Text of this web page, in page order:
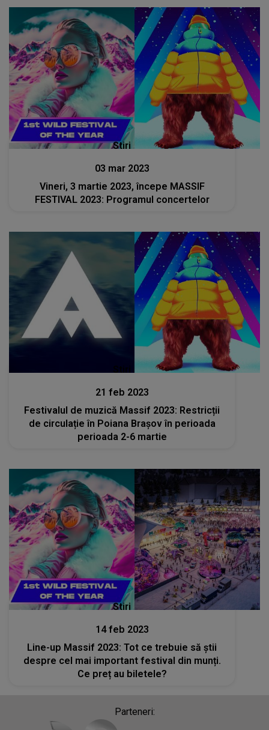
Stiri
03 mar 2023
Vineri, 3 martie 2023, începe MASSIF
FESTIVAL 2023: Programul concertelor
Stiri
21 feb 2023
Festivalul de muzică Massif 2023: Restricții
de circulație în Poiana Brașov în perioada
perioada 2-6 martie
Stiri
14 feb 2023
Line-up Massif 2023: Tot ce trebuie să știi
despre cel mai important festival din munți.
Ce preț au biletele?
Parteneri: